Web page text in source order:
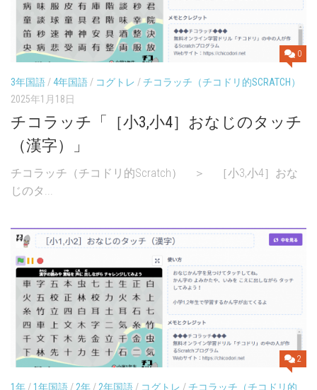
0
3年国語 /4年国語 / コグトレ /チコラッチ（チコドリ的SCRATCH）
2025年1月18日
チコラッチ「［小3,小4］おなじのタッチ
（漢字）」
チコラッチ（チコドリ的Scratch） ＞ ［小3,小4］おな
じのタ...
2
1年 / 1年国語 / 2年 / 2年国語 / コグトレ /チコラッチ（チコドリ的